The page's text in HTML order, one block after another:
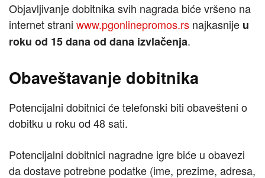
Objavljivanje dobitnika svih nagrada biće vršeno na
internet strani www.pgonlinepromos.rs najkasnije u
roku od 15 dana od dana izvlačenja.
Obaveštavanje dobitnika
Potencijalni dobitnici će telefonski biti obavešteni o
dobitku u roku od 48 sati.
Potencijalni dobitnici nagradne igre biće u obavezi
da dostave potrebne podatke (ime, prezime, adresa,